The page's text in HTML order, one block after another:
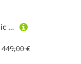
Garmin Forerunner 265 Music Sportuhr
449,00 €